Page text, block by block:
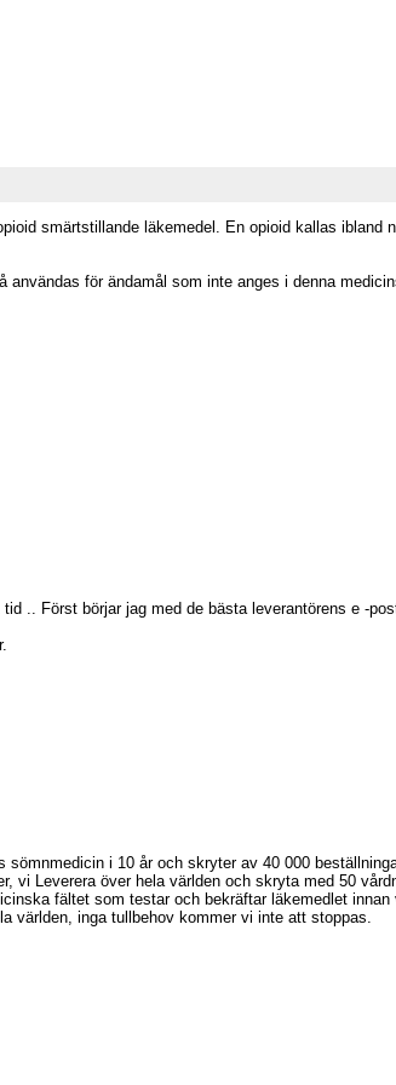
smärtstillande läkemedel. En opioid kallas ibland
för ändamål som inte anges i denna
.. Först börjar jag med de bästa leverantörens e -
i 10 år och skryter av 40 000
Leverera över hela världen och skryta med 50
fältet som testar och bekräftar läkemedlet
världen, inga tullbehov kommer vi inte att stoppas.